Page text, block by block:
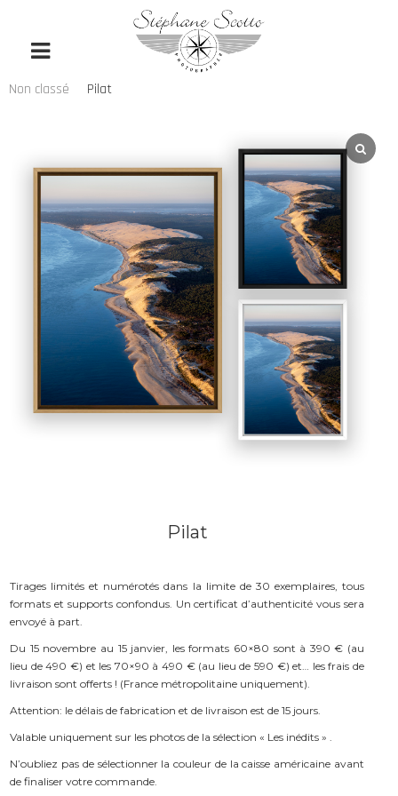
Non classé Pilat
Pilat
Tirages limités et numérotés dans la limite de 30 exemplaires, tous
formats et supports confondus. Un certificat d’authenticité vous sera
envoyé à part.
Du 15 novembre au 15 janvier, les formats 60×80 sont à 390 € (au
lieu de 490 €) et les 70×90 à 490 € (au lieu de 590 €) et… les frais de
livraison sont offerts ! (France métropolitaine uniquement).
Attention: le délais de fabrication et de livraison est de 15 jours.
Valable uniquement sur les photos de la sélection « Les inédits » .
N’oubliez pas de sélectionner la couleur de la caisse américaine avant
de finaliser votre commande.